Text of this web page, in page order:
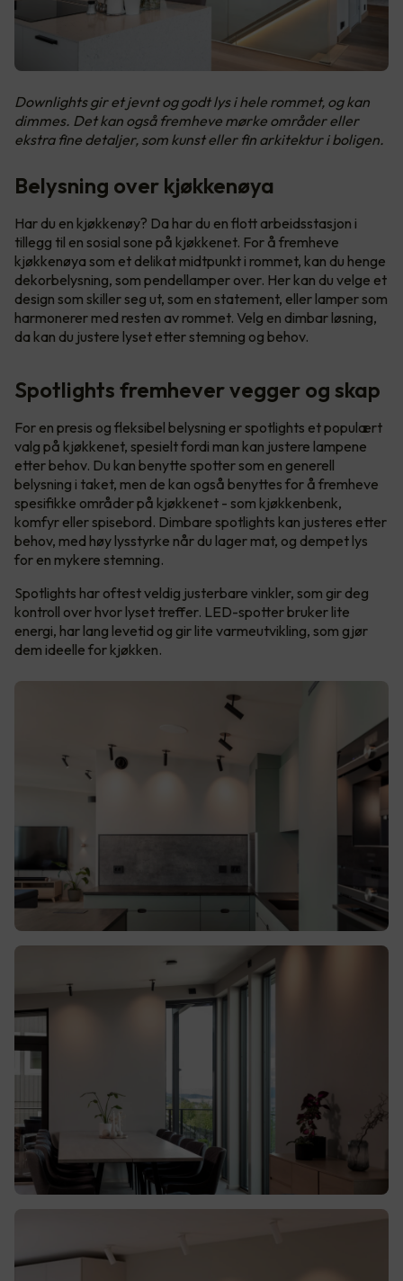
Downlights gir et jevnt og godt lys i hele rommet, og kan
dimmes. Det kan også fremheve mørke områder eller
ekstra fine detaljer, som kunst eller fin arkitektur i boligen.
Belysning over kjøkkenøya
Har du en kjøkkenøy? Da har du en flott arbeidsstasjon i
tillegg til en sosial sone på kjøkkenet. For å fremheve
kjøkkenøya som et delikat midtpunkt i rommet, kan du henge
dekorbelysning, som pendellamper over. Her kan du velge et
design som skiller seg ut, som en statement, eller lamper som
harmonerer med resten av rommet. Velg en dimbar løsning,
da kan du justere lyset etter stemning og behov.
Spotlights fremhever vegger og skap
For en presis og fleksibel belysning er spotlights et populært
valg på kjøkkenet, spesielt fordi man kan justere lampene
etter behov. Du kan benytte spotter som en generell
belysning i taket, men de kan også benyttes for å fremheve
spesifikke områder på kjøkkenet - som kjøkkenbenk,
komfyr eller spisebord. Dimbare spotlights kan justeres etter
behov, med høy lysstyrke når du lager mat, og dempet lys
for en mykere stemning.
Spotlights har oftest veldig justerbare vinkler, som gir deg
kontroll over hvor lyset treffer. LED-spotter bruker lite
energi, har lang levetid og gir lite varmeutvikling, som gjør
dem ideelle for kjøkken.